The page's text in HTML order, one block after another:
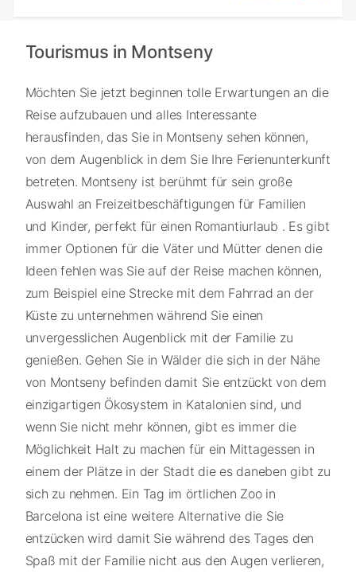
Tourismus in Montseny
Möchten Sie jetzt beginnen tolle Erwartungen an die
Reise aufzubauen und alles Interessante
herausfinden, das Sie in Montseny sehen können,
von dem Augenblick in dem Sie Ihre Ferienunterkunft
betreten. Montseny ist berühmt für sein große
Auswahl an Freizeitbeschäftigungen für Familien
und Kinder, perfekt für einen Romantiurlaub . Es gibt
immer Optionen für die Väter und Mütter denen die
Ideen fehlen was Sie auf der Reise machen können,
zum Beispiel eine Strecke mit dem Fahrrad an der
Küste zu unternehmen während Sie einen
unvergesslichen Augenblick mit der Familie zu
genießen. Gehen Sie in Wälder die sich in der Nähe
von Montseny befinden damit Sie entzückt von dem
einzigartigen Ökosystem in Katalonien sind, und
wenn Sie nicht mehr können, gibt es immer die
Möglichkeit Halt zu machen für ein Mittagessen in
einem der Plätze in der Stadt die es daneben gibt zu
sich zu nehmen. Ein Tag im örtlichen Zoo in
Barcelona ist eine weitere Alternative die Sie
entzücken wird damit Sie während des Tages den
Spaß mit der Familie nicht aus den Augen verlieren,